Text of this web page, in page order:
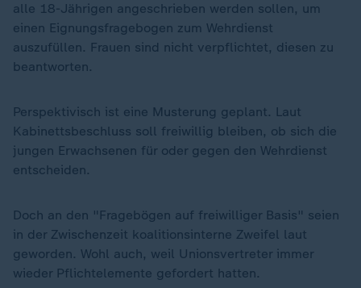
alle 18-Jährigen angeschrieben werden sollen, um
einen Eignungsfragebogen zum Wehrdienst
auszufüllen. Frauen sind nicht verpflichtet, diesen zu
beantworten.
Perspektivisch ist eine Musterung geplant. Laut
Kabinettsbeschluss soll freiwillig bleiben, ob sich die
jungen Erwachsenen für oder gegen den Wehrdienst
entscheiden.
Doch an den "Fragebögen auf freiwilliger Basis" seien
in der Zwischenzeit koalitionsinterne Zweifel laut
geworden. Wohl auch, weil Unionsvertreter immer
wieder Pflichtelemente gefordert hatten.